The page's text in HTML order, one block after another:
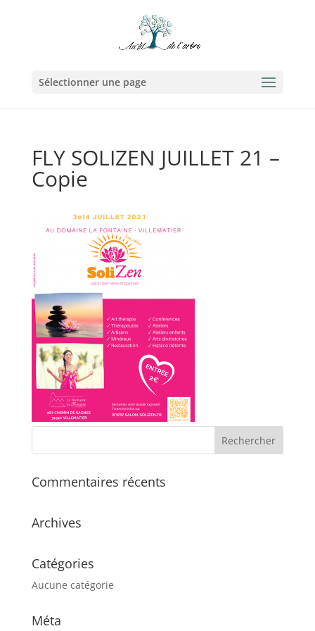
Sélectionner une page
FLY SOLIZEN JUILLET 21 –
Copie
Commentaires récents
Archives
Catégories
Aucune catégorie
Méta